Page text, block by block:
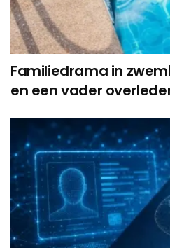
Familiedrama in
en een vader